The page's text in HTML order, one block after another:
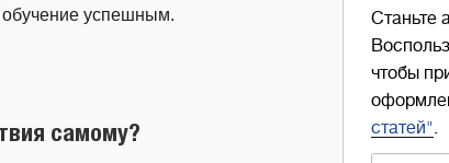
обучение успешным.
самому?
Станьте
чтобы
статей".